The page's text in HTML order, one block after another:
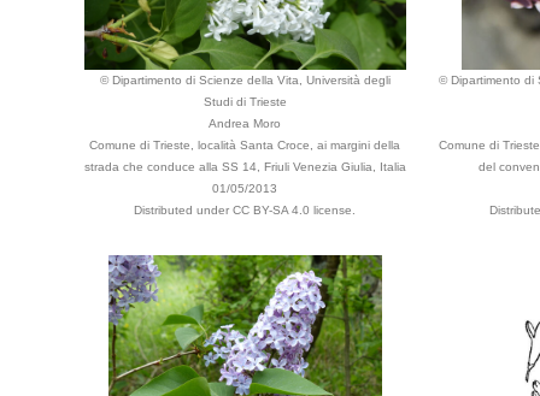
© Dipartimento di Scienze della Vita, Università degli
Studi di Trieste
Andrea Moro
Comune di Trieste, località Santa Croce, ai margini della
strada che conduce alla SS 14, Friuli Venezia Giulia, Italia
01/05/2013
Distributed under CC BY-SA 4.0 license.
© Dipartimento di
Comune di
del